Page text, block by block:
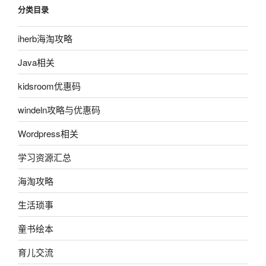
分类目录
iherb海淘攻略
Java相关
kidsroom优惠码
windeln攻略与优惠码
Wordpress相关
学习资源汇总
海淘攻略
生活琐事
童书绘本
育儿交流